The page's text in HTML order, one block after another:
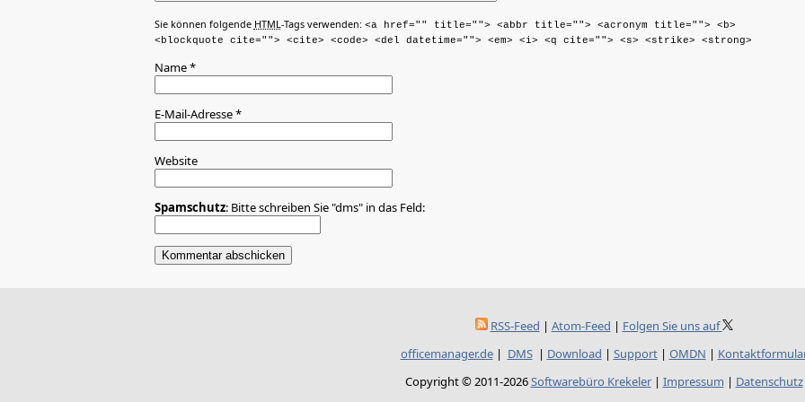
Sie können folgende HTML -Tags verwenden: <a href="" title=""> <abbr title=""> <acronym title=""> <b>
<blockquote cite=""> <cite> <code> <del datetime=""> <em> <i> <q cite=""> <s> <strike> <strong>
Name*
E-Mail-Adresse*
Website
Spamschutz: Bitte schreiben Sie "dms" in das Feld:
RSS-Feed | Atom-Feed | Folgen Sie uns auf
officemanager.de| DMS| Download | Support| OMDN |
Copyright © 2011-2026Softwarebüro Krekeler| Impressum | Datenschutz